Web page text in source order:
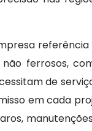
ferrosos,
de
em cada